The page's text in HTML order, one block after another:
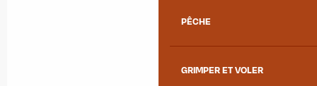
PÊCHE
GRIMPER ET VOLER